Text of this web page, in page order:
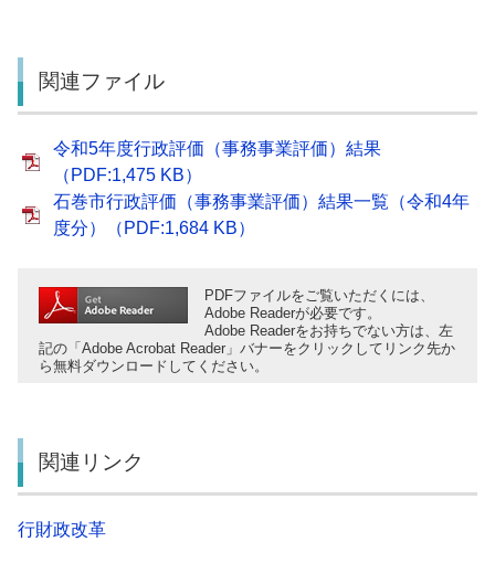
関連ファイル
令和5年度行政評価（事務事業評価）結果
（PDF:1,475 KB）
石巻市行政評価（事務事業評価）結果一覧（令和4年
度分）（PDF:1,684 KB）
PDFファイルをご覧いただくには、
Adobe Readerが必要です。
Adobe Readerをお持ちでない方は、左
記の「Adobe Acrobat Reader」バナーをクリックしてリンク先か
ら無料ダウンロードしてください。
関連リンク
行財政改革